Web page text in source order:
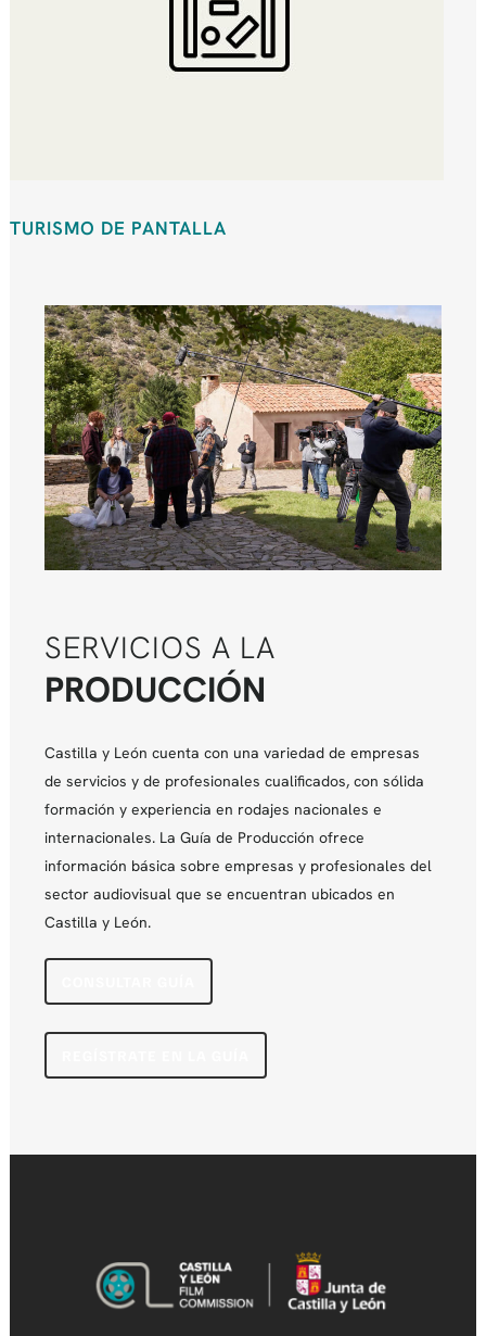
TURISMO DE PANTALLA
SERVICIOS A LA
PRODUCCIÓN
Castilla y León cuenta con una variedad de empresas
de servicios y de profesionales cualificados, con sólida
formación y experiencia en rodajes nacionales e
internacionales. La Guía de Producción ofrece
información básica sobre empresas y profesionales del
sector audiovisual que se encuentran ubicados en
Castilla y León.